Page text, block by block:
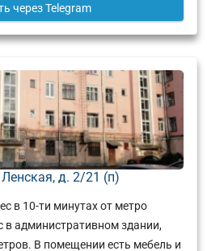
через Telegram
д. 2/21 (п)
в 10-ти минутах от метро
административном здании,
В помещении есть мебель и